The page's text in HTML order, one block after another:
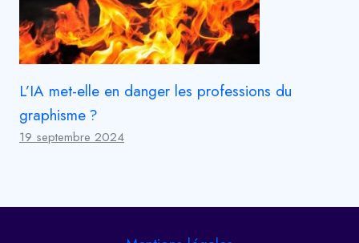
L’IA met-elle en danger les professions du
graphisme ?
19 septembre 2024